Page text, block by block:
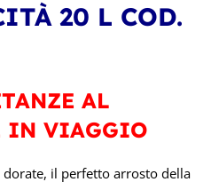
20 L COD.
AL
IN VIAGGIO
dorate, il perfetto arrosto della